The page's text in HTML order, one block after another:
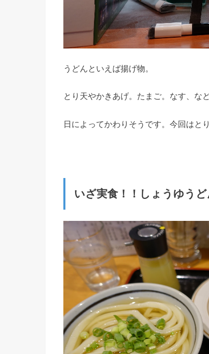
うどんといえば揚げ物。
とり天やかきあげ。たまご。なす、など
日によってかわりそうです。今回はと
いざ実食！！しょうゆう